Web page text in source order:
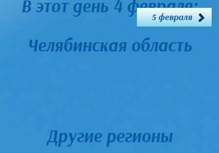
В этот день 4 февраля:
5 февраля
Челябинская область
Другие регионы